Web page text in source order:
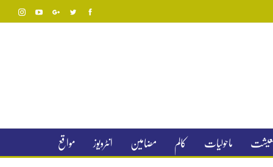
معیشت ماحولیات کالم مضامین انٹرویوز مواقع